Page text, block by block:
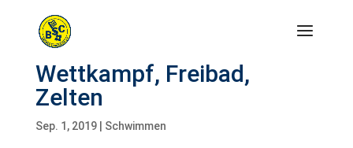
Wettkampf, Freibad,
Zelten
Sep. 1, 2019| Schwimmen